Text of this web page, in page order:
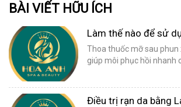
BÀI VIẾT HỮU ÍCH
Làm thế nào để sử
Thoa thuốc mỡ sau
giúp môi phục hồi nhanh
Điều trị rạn da bằng